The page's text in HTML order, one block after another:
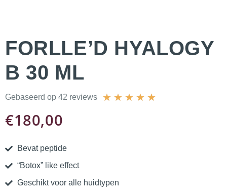
FORLLE’D HYALOGY
Β 30 ML
Gebaseerd op 42 reviews ★ ★ ★ ★ ★
€180,00
Bevat peptide
“Botox” like effect
Geschikt voor alle huidtypen